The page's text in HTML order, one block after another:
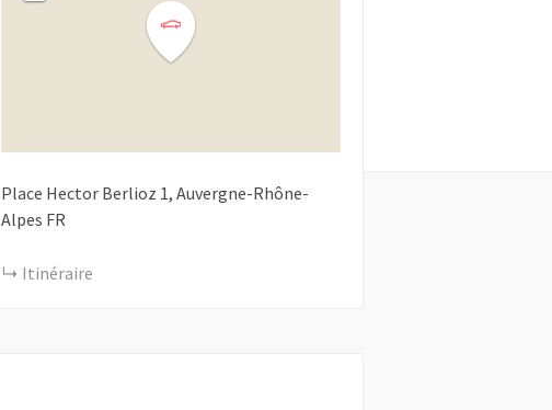
Place Hector Berlioz 1 Auvergne-Rhône-
Alpes FR
Itinéraire